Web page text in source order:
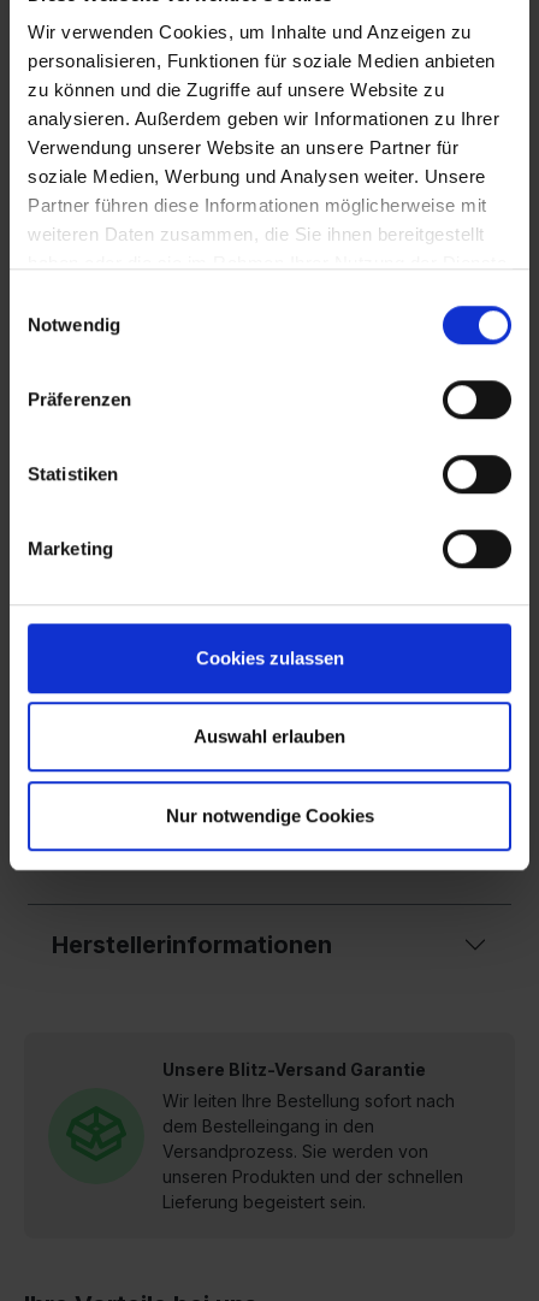
Wir verwenden Cookies, um Inhalte und Anzeigen zu
personalisieren, Funktionen für soziale Medien anbieten
zu können und die Zugriffe auf unsere Website zu
analysieren. Außerdem geben wir Informationen zu Ihrer
Verwendung unserer Website an unsere Partner für
soziale Medien, Werbung und Analysen weiter. Unsere
Partner führen diese Informationen möglicherweise mit
weiteren Daten zusammen, die Sie ihnen bereitgestellt
Notwendig
Präferenzen
Statistiken
Marketing
Cookies zulassen
Auswahl erlauben
Nur notwendige Cookies
Zur Vermeidung einer Dreiflankenhaftung sollte
die Fuge mit geschlossenzelliger PE-Rundschnur
Bei stark saugenden Untergründen (z. B. Holz,
Beton, Zement) kann die Haftung durch einen
Voranstrich (Mischung aus Spachtelmasse und
Wasser im Verhältnis 1:1 bis 1:5) verbessert
werden.
Bei Unsicherheiten empfiehlt sich ein
Lösung für Reparaturen und Abdichtungen, die sich
gleichermaßen überzeugt!
Datenblätter
Sicherheitsdatenblatt
Technisches Datenblatt
Leistungserklärung 2
Allgemeine Schutzmaßnahmen
Nachhaltigkeitsdatenblatt
Herstellerinformationen
Unsere Blitz-Versand Garantie
Wir leiten Ihre Bestellung sofort nach
dem Bestelleingang in den
Versandprozess. Sie werden von
unseren Produkten und der schnellen
Lieferung begeistert sein.